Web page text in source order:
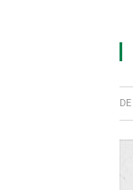
DE